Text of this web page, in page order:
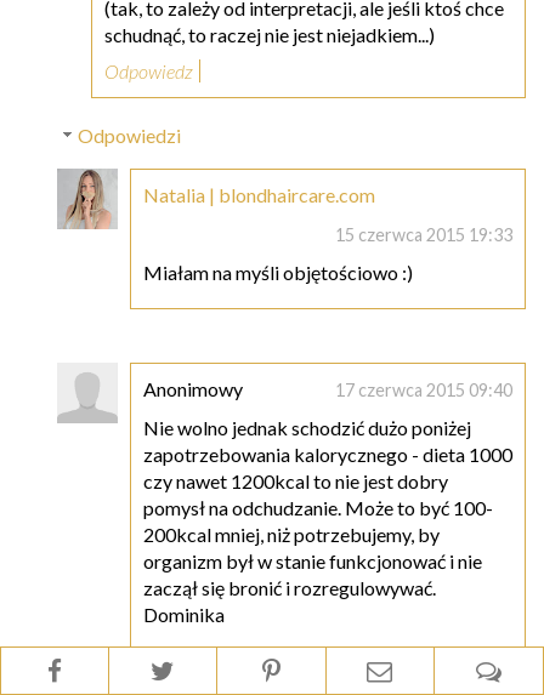
(tak, to zależy od interpretacji, ale jeśli ktoś chce
schudnąć, to raczej nie jest niejadkiem...)
Odpowiedz
Odpowiedzi
Natalia | blondhaircare.com
15 czerwca 2015 19:33
Miałam na myśli objętościowo :)
Anonimowy 17 czerwca 2015 09:40
Nie wolno jednak schodzić dużo poniżej
zapotrzebowania kalorycznego - dieta 1000
czy nawet 1200kcal to nie jest dobry
pomysł na odchudzanie. Może to być 100-
200kcal mniej, niż potrzebujemy, by
organizm był w stanie funkcjonować i nie
zaczął się bronić i rozregulowywać.
Dominika